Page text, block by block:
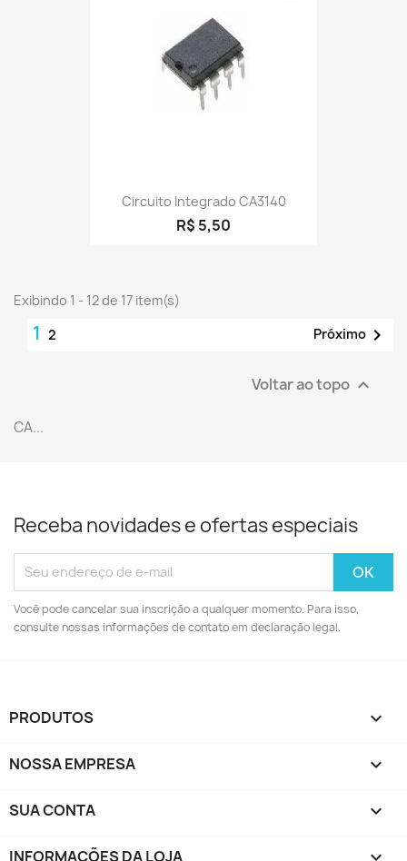
Circuito Integrado CA3140
R$ 5,50
Exibindo 1 - 12 de 17 item(s)
1 2 Próximo 
Voltar ao topo 
CA...
Receba novidades e ofertas especiais
Você pode cancelar sua inscrição a qualquer momento. Para isso,
consulte nossas informações de contato em declaração legal.
PRODUTOS 
NOSSA EMPRESA 
SUA CONTA 
INFORMAÇÕES DA LOJA